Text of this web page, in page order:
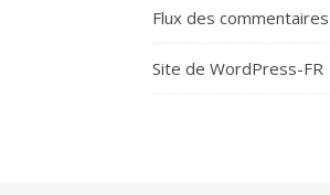
Flux des commentaires
Site de WordPress-FR